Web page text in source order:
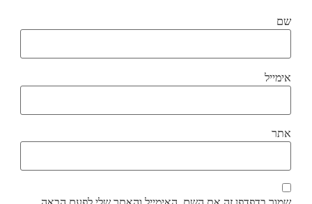
שם
אימייל
אתר